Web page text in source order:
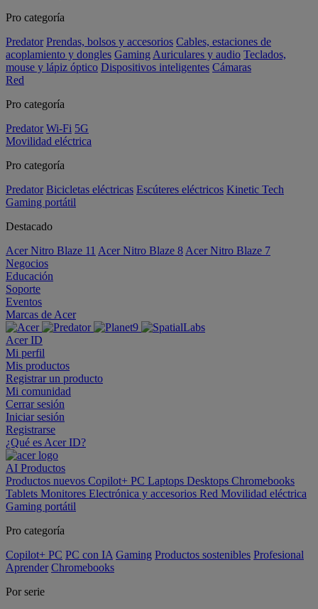
Pro categoría
Predator Prendas, bolsos y accesorios Cables, estaciones de
acoplamiento y dongles Gaming Auriculares y audio Teclados,
mouse y lápiz óptico Dispositivos inteligentes Cámaras
Red
Pro categoría
Predator Wi-Fi 5G
Movilidad eléctrica
Pro categoría
Predator Bicicletas eléctricas Escúteres eléctricos Kinetic Tech
Gaming portátil
Destacado
Acer Nitro Blaze 11 Acer Nitro Blaze 8 Acer Nitro Blaze 7
Negocios
Educación
Soporte
Eventos
Marcas de Acer
Acer ID
Mi perfil
Mis productos
Registrar un producto
Mi comunidad
Cerrar sesión
Iniciar sesión
Registrarse
¿Qué es Acer ID?
AI Productos
Productos nuevos Copilot+ PC Laptops Desktops Chromebooks
Tablets Monitores Electrónica y accesorios Red Movilidad eléctrica
Gaming portátil
Pro categoría
Copilot+ PC PC con IA Gaming Productos sostenibles Profesional
Aprender Chromebooks
Por serie